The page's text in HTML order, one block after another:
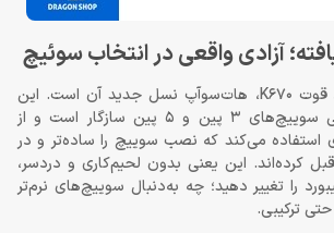
آزادی واقعی در انتخاب سوئیچ
یکی از مهم‌ترین نقاط قوت K670، هات‌سوآپ نسل جدید آن است. این
کیبورد با تقریباً تمامی سوییچ‌های 3 پین و 5 پین سازگار است و از
استفاده می‌کند که نصب سوییچ را ساده‌تر و در
کرده‌اند. این یعنی بدون لحیم‌کاری و دردسر،
را تغییر دهید؛ چه به‌دنبال سوییچ‌های نرم‌تر
حتی ترکیبی.